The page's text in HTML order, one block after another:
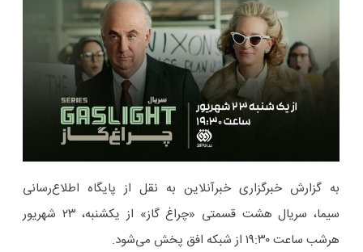
به گزارش خبرگزاری خبرآنلاین به نقل از پایگاه اطلاع‌رسانی
سیما، سریال هشت قسمتی «چراغ گاز» از یکشنبه، ۲۳ شهریور
هرشب ساعت ۱۹:۳۰ از شبکه افق پخش می‌شود.